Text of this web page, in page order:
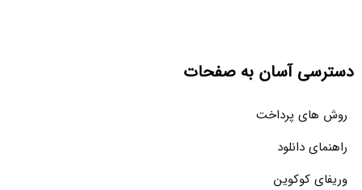
دسترسی آسان به صفحات
روش های پرداخت
راهنمای دانلود
وریفای کوکوین